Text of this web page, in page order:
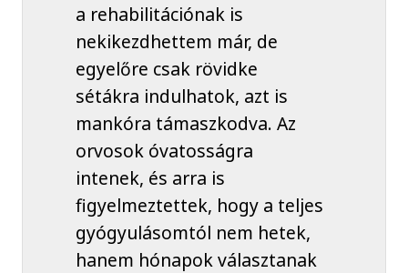
a rehabilitációnak is
nekikezdhettem már, de
egyelőre csak rövidke
sétákra indulhatok, azt is
mankóra támaszkodva. Az
orvosok óvatosságra
intenek, és arra is
figyelmeztettek, hogy a teljes
gyógyulásomtól nem hetek,
hanem hónapok választanak